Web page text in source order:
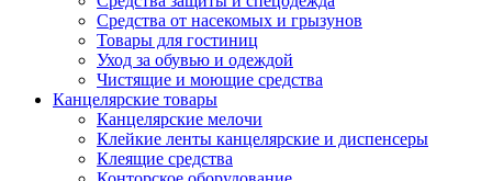
Средства от насекомых и грызунов
Товары для гостиниц
Уход за обувью и одеждой
Чистящие и моющие средства
Канцелярские товары
Канцелярские мелочи
Клейкие ленты канцелярские и диспенсеры
Клеящие средства